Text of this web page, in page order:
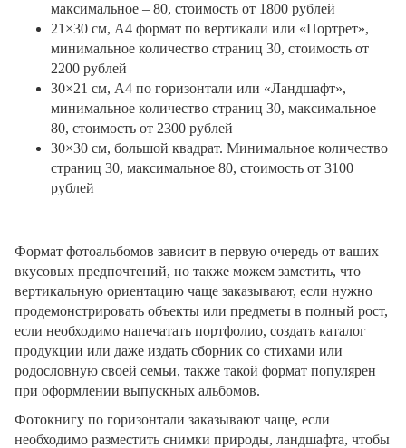
максимальное – 80, стоимость от 1800 рублей
21×30 см, А4 формат по вертикали или «Портрет»,
минимальное количество страниц 30, стоимость от
2200 рублей
30×21 см, А4 по горизонтали или «Ландшафт»,
минимальное количество страниц 30, максимальное
80, стоимость от 2300 рублей
30×30 см, большой квадрат. Минимальное количество
страниц 30, максимальное 80, стоимость от 3100
рублей
Формат фотоальбомов зависит в первую очередь от ваших
вкусовых предпочтений, но также можем заметить, что
вертикальную ориентацию чаще заказывают, если нужно
продемонстрировать объекты или предметы в полный рост,
если необходимо напечатать портфолио, создать каталог
продукции или даже издать сборник со стихами или
родословную своей семьи, также такой формат популярен
при оформлении выпускных альбомов.
Фотокнигу по горизонтали заказывают чаще, если
необходимо разместить снимки природы, ландшафта, чтобы